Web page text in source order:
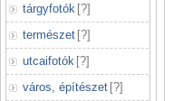
tárgyfotók [?]
természet [?]
utcaifotók [?]
város, építészet [?]